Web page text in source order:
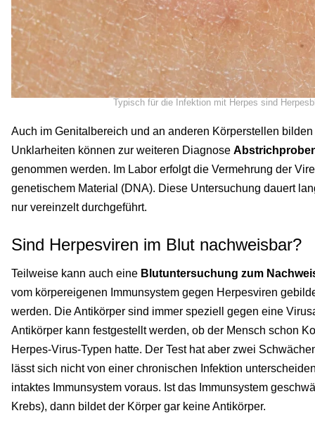
Typisch für die Infektion mit Herpes sind
Auch im Genitalbereich und an anderen Körperstellen
Unklarheiten können zur weiteren Diagnose
genommen werden. Im Labor erfolgt die Vermehrung der
genetischem Material (DNA). Diese Untersuchung dauert
nur vereinzelt durchgeführt.
Sind Herpesviren im Blut nachweisbar?
Teilweise kann auch eine Blutuntersuchung zum
vom körpereigenen Immunsystem gegen Herpesviren
werden. Die Antikörper sind immer speziell gegen eine
Antikörper kann festgestellt werden, ob der Mensch schon
Herpes-Virus-Typen hatte. Der Test hat aber zwei
lässt sich nicht von einer chronischen Infektion
intaktes Immunsystem voraus. Ist das Immunsystem
Krebs), dann bildet der Körper gar keine Antikörper.